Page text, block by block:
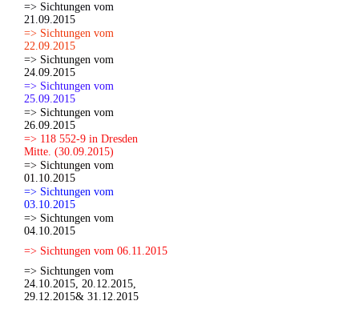
=> Sichtungen vom
21.09.2015
=> Sichtungen vom
22.09.2015
=> Sichtungen vom
24.09.2015
=> Sichtungen vom
25.09.2015
=> Sichtungen vom
26.09.2015
=> 118 552-9 in Dresden
Mitte. (30.09.2015)
=> Sichtungen vom
01.10.2015
=> Sichtungen vom
03.10.2015
=> Sichtungen vom
04.10.2015
=> Sichtungen vom 06.11.2015
=> Sichtungen vom
24.10.2015, 20.12.2015,
29.12.2015& 31.12.2015